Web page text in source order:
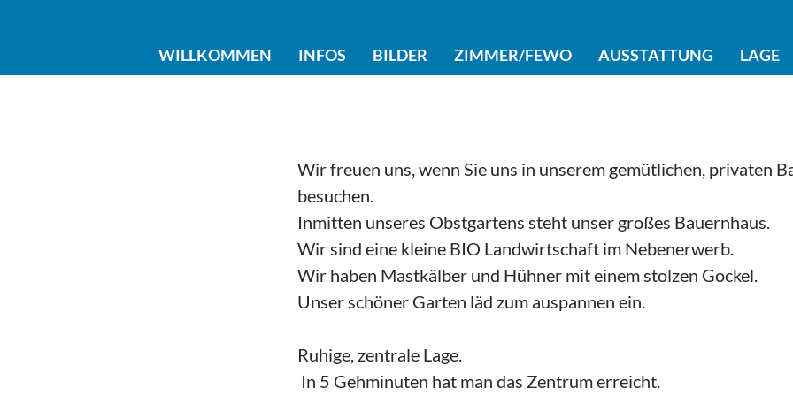
WILLKOMMEN INFOS BILDER ZIMMER/FEWO AUSSTATTUNG LAGE
Wir freuen uns, wenn Sie uns in unserem gemütlichen, privaten
besuchen.
Inmitten unseres Obstgartens steht unser großes Bauernhaus.
Wir sind eine kleine BIO Landwirtschaft im Nebenerwerb.
Wir haben Mastkälber und Hühner mit einem stolzen Gockel.
Unser schöner Garten läd zum auspannen ein.
Ruhige, zentrale Lage.
In 5 Gehminuten hat man das Zentrum erreicht.